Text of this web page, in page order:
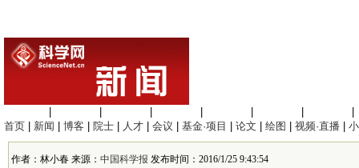
首页
新闻 博客 院士 人才 会议 基金·项目 论文 绘图 视频·直播
作者：林小春 来源： 中国科学报 发布时间：2016/1/25 9:43:54